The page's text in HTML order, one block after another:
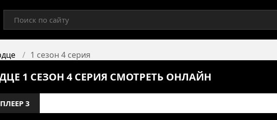
1 сезон 4 серия
1 СЕЗОН 4 СЕРИЯ СМОТРЕТЬ ОНЛАЙН
ПЛЕЕР 3